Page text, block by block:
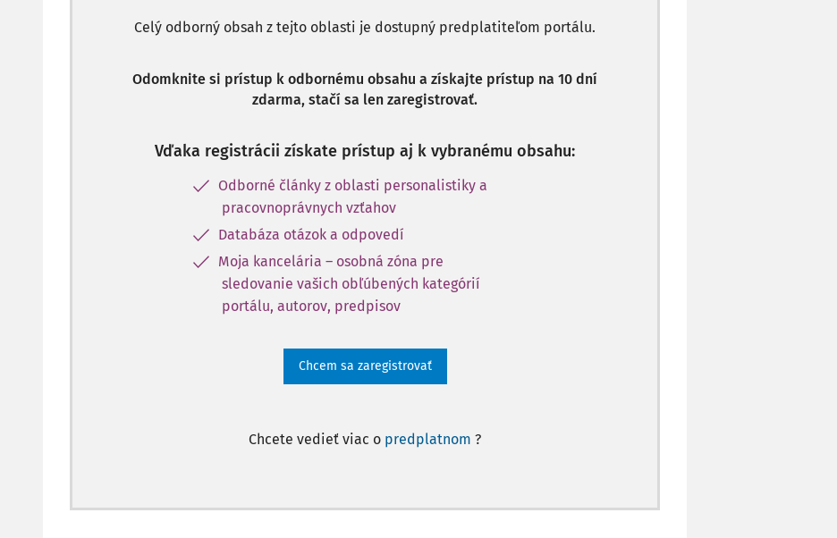
Celý odborný obsah z tejto oblasti je dostupný predplatiteľom portálu.
Odomknite si prístup k odbornému obsahu a získajte prístup na 10 dní
zdarma, stačí sa len zaregistrovať.
Vďaka registrácii získate prístup aj k vybranému obsahu:
Odborné články z oblasti personalistiky a
pracovnoprávnych vzťahov
Databáza otázok a odpovedí
Moja kancelária – osobná zóna pre
sledovanie vašich obľúbených kategórií
portálu, autorov, predpisov
Chcem sa zaregistrovať
Chcete vedieť viac o predplatnom ?